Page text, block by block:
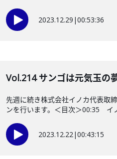
2023.12.29 |00:53:36
Vol.214 サンゴは元気玉の
先週に続き株式会社イノカ代表取
ンを行います。＜目次＞00:35 イ
2023.12.22|00:43:15